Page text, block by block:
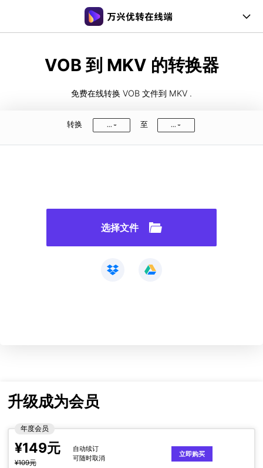
VOB 到 MKV 的转换器
免费在线转换 VOB 文件到 MKV .
转换 ... 至 ...
选择文件
升级成为会员
年度会员
¥149元
¥109元
自动续订
可随时取消
立即购买